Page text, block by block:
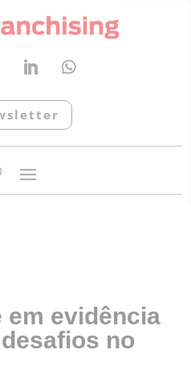
em evidência
no